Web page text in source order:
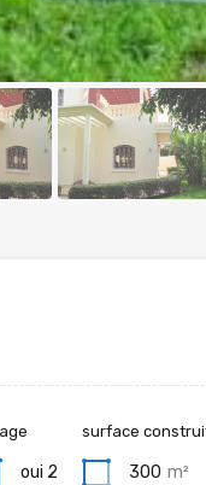
oui 2
surface
300 m²